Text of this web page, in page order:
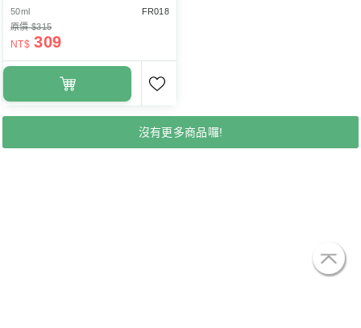
50ml
FR018
原價 $315
NT$ 309
沒有更多商品囉!